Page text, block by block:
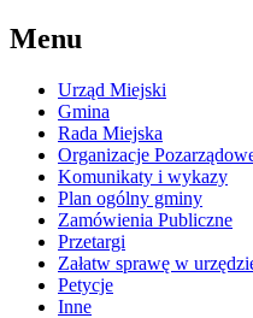
Menu
Urząd Miejski
Gmina
Rada Miejska
Organizacje
Komunikaty i wykazy
Plan ogólny gminy
Zamówienia Publiczne
Przetargi
Załatw sprawę w
Petycje
Inne